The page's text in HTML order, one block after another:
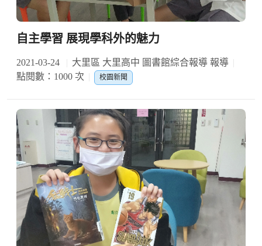
自主學習 展現學科外的魅力
2021-03-24
大里區 大里高中 圖書館綜合報導 報導
點閱數：1000 次
校園新聞